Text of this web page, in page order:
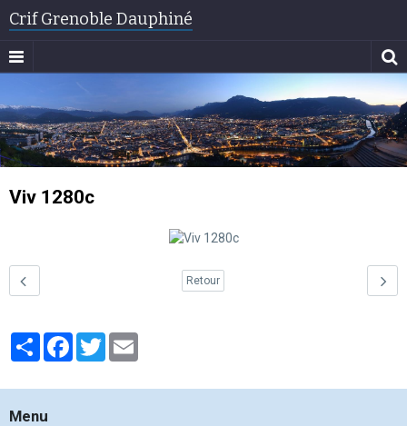
Crif Grenoble Dauphiné
Viv 1280c
Retour
PartagerFacebook
Twitter
Menu